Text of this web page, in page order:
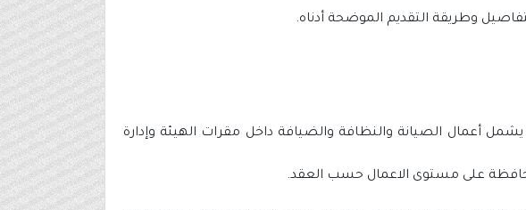
وطريقة التقديم الموضحة أدناه.
أعمال الصيانة والنظافة والضيافة داخل مقرات الهيئة وإدارة